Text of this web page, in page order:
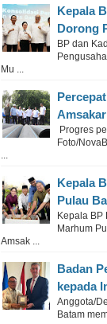
Kepala
Dorong
BP dan
Mu ...
Progres
Foto/
...
Kepala
Pulau
Kepala BP
Marhum
Amsak ...
Badan
kepada
Anggota/
Batam